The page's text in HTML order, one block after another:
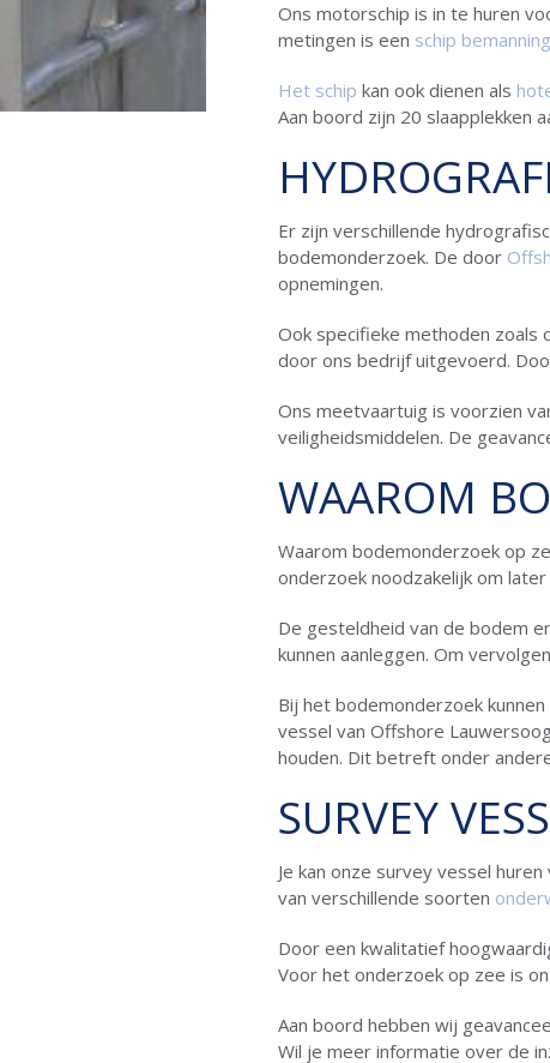
Ons motorschip is in te huren
metingen is een schip bemanning
Het schip kan ook dienen als
Aan boord zijn 20 slaapplekken
Er zijn verschillende
bodemonderzoek. De door
opnemingen.
Ook specifieke methoden zoals
door ons bedrijf uitgevoerd.
Ons meetvaartuig is voorzien
veiligheidsmiddelen. De
WAAROM
Waarom bodemonderzoek op
onderzoek noodzakelijk om
De gesteldheid van de bodem
kunnen aanleggen. Om
Bij het bodemonderzoek
vessel van Offshore
houden. Dit betreft onder
SURVEY
Je kan onze survey vessel
van verschillende soorten
Door een kwalitatief
Voor het onderzoek op zee is
Aan boord hebben wij
Wil je meer informatie over de